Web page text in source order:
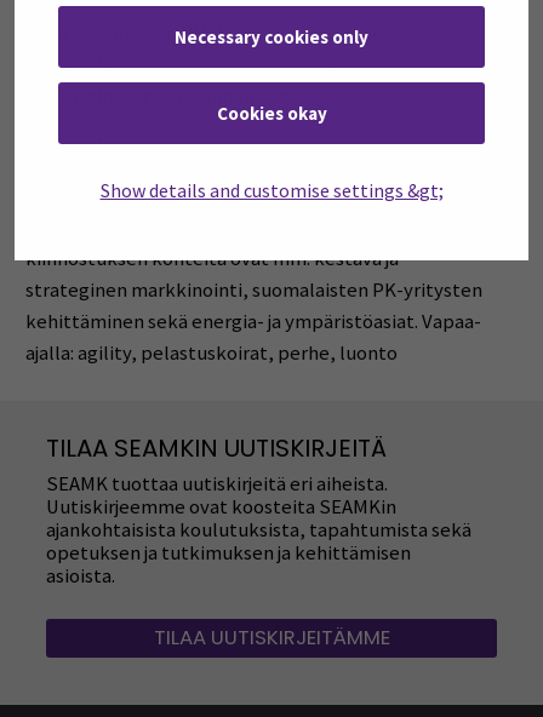
Necessary cookies only
Cookies okay
Show details and customise settings &gt;
hallituksen jäsen, HHJ), uusiutuva energia,
kylmätekniikka, lämpöpumput, tuotekehitys,
Muuta
Olen ratkaisunetsijä, jolla on rohkeus kyseenalaistaa ja
kiinnostuksen kohteita ovat mm. kestävä ja
strateginen markkinointi, suomalaisten PK-yritysten
kehittäminen sekä energia- ja ympäristöasiat. Vapaa-
ajalla: agility, pelastuskoirat, perhe, luonto
TILAA SEAMKIN UUTISKIRJEITÄ
SEAMK tuottaa uutiskirjeitä eri aiheista.
Uutiskirjeemme ovat koosteita SEAMKin
ajankohtaisista koulutuksista, tapahtumista sekä
opetuksen ja tutkimuksen ja kehittämisen
asioista.
TILAA UUTISKIRJEITÄMME